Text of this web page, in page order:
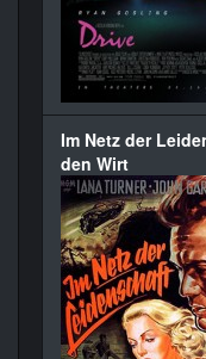
Im Netz der
den Wirt